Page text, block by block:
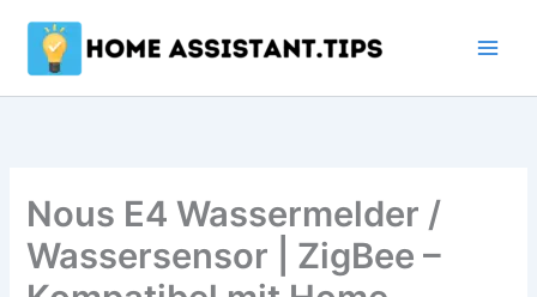
Inhalt
springen
Nous E4 Wassermelder /
Wassersensor | ZigBee –